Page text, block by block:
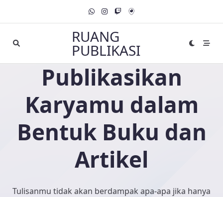
RUANG
PUBLIKASI
Publikasikan
Karyamu dalam
Bentuk Buku dan
Artikel
Tulisanmu tidak akan berdampak apa-apa jika hanya